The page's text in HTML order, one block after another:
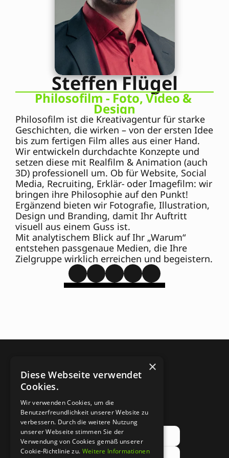
Steffen Flügel
Philosofilm - Foto, Video &
Design
Philosofilm ist die Kreativagentur für starke
Geschichten, die wirken – von der ersten Idee
bis zum fertigen Film alles aus einer Hand.
Wir entwickeln durchdachte Konzepte und
setzen diese mit Realfilm & Animation (auch
3D) professionell um. Ob für Website, Social
Media, Recruiting, Erklär- oder Imagefilm: wir
bringen ihre Philosophie auf den Punkt!
Ergänzend bieten wir Fotografie, Illustration,
Design und Branding, damit Ihr Auftritt
visuell aus einem Guss ist.
Mit analytischem Blick auf Ihr „Warum“
entstehen passgenaue Medien, die Ihre
Zielgruppe wirklich erreichen und begeistern.
Abonniere unseren
Newsletter!
×
Diese Webseite verwendet
Cookies.
Wir verwenden Cookies, um die
Benutzerfreundlichkeit unserer Website zu
verbessern. Durch die weitere Nutzung
unserer Webseite stimmen Sie der
Verwendung von Cookies gemäß unserer
Cookie-Richtlinie zu. Weitere Informationen